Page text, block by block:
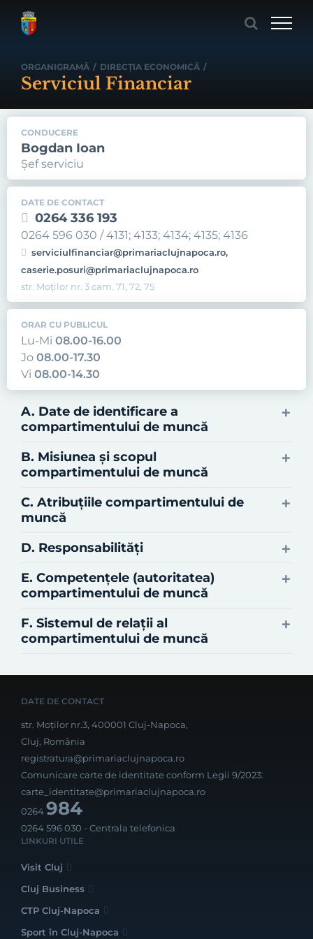
ORGANIGRAMĂ / DIRECŢIA ECONOMICĂ /
Serviciul Financiar
CONDUCERE
Bogdan Ioan
Șef serviciu
DATE DE CONTACT
0264 336 193
0264 596 030 / 4131; 4133; 4134; 4135; 4136
serviciulfinanciar@primariaclujnapoca.ro,
caserie.posuri@primariaclujnapoca.ro
str. Moților nr. 3 cam. 71, 72, 75
ORAR CU PUBLICUL
Lu-Mi 08.00-16.00
Jo 08.00-17.30
Vi 08.00-14.30
A. Date de identificare a
compartimentului de muncă
B. Misiunea şi scopul
compartimentului de muncă
C. Atribuţiile compartimentului de
muncă
D. Responsabilităţi
E. Competenţele (autoritatea)
compartimentului de muncă
F. Sistemul de relaţii al
compartimentului de muncă
DATE DE CONTACT
str. Moților nr.3, 400001 Cluj-Napoca,
Cluj, România
registratura@primariaclujnapoca.ro
Comunicare carte de identitate conform Legii 9/2023:
carte_identitate@primariaclujnapoca.ro
0264984
0264 596 030 - Centrala telefonica
LINKURI UTILE
Visit Cluj
Cluj Business
CTP Cluj-Napoca
Sport în Cluj-Napoca